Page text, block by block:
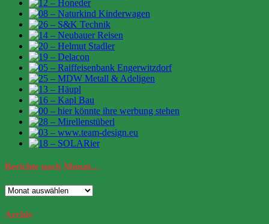
Berichte nach Monat…
Berichte
Monat…
Archiv